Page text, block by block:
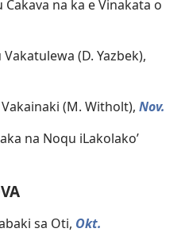
na ka e Vinakata o
(D. Yazbek),
(M. Witholt), Nov.
na Noqu iLakolako’
sa Oti, Okt.